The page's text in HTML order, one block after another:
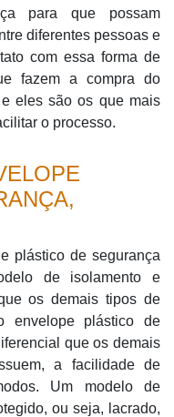
para que possam
diferentes pessoas e
com essa forma de
fazem a compra do
eles são os que mais
o processo.
plástico de segurança
de isolamento e
os demais tipos de
envelope plástico de
que os demais
a facilidade de
Um modelo de
ou seja, lacrado,